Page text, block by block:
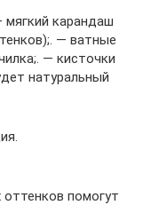
карандаш
— ватные
— кисточки
натуральный
помогут